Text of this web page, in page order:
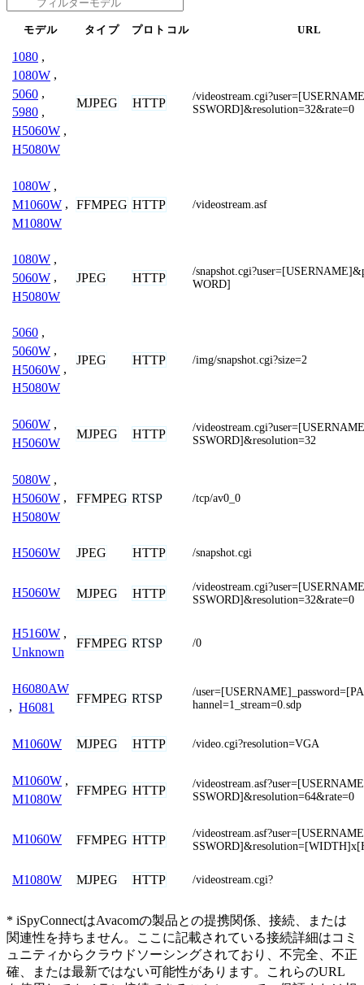
モデル タイプ プロトコル URL
1080 ,
1080W ,
5060 ,
5980 ,
H5060W ,
H5080W
MJPEG HTTP
/
SSWORD]&resolution=32&rate=0
1080W ,
M1060W ,
M1080W
FFMPEG HTTP /videostream.asf
1080W ,
5060W ,
H5080W
JPEG HTTP
/
WORD]
5060 ,
5060W ,
H5060W ,
H5080W
JPEG HTTP /img/snapshot.cgi?size=2
5060W ,
H5060W
MJPEG HTTP
/
SSWORD]&resolution=32
5080W ,
H5060W ,
H5080W
FFMPEG RTSP /tcp/av0_0
H5060W JPEG HTTP /snapshot.cgi
H5060W MJPEG HTTP
/
SSWORD]&resolution=32&rate=0
H5160W ,
Unknown
FFMPEG RTSP /0
H6080AW
, H6081
FFMPEG RTSP
/
hannel=1_stream=0.sdp
M1060W MJPEG HTTP /video.cgi?resolution=VGA
M1060W ,
M1080W
FFMPEG HTTP
/
SSWORD]&resolution=64&rate=0
M1060W FFMPEG HTTP
/
M1080W MJPEG HTTP /videostream.cgi?
* iSpyConnectはAvacomの製品との提携関係、接続、または
関連性を持ちません。ここに記載されている接続詳細はコミ
ュニティからクラウドソーシングされており、不完全、不正
確、または最新ではない可能性があります。これらのURL